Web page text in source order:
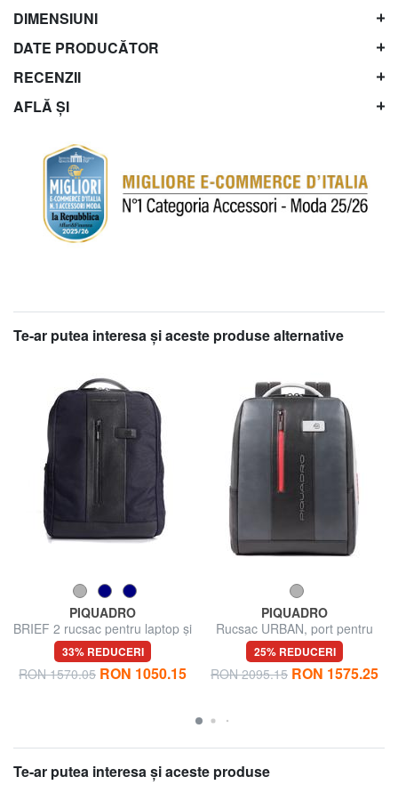
DIMENSIUNI
DATE PRODUCĂTOR
RECENZII
AFLĂ ȘI
Te-ar putea interesa şi aceste produse alternative
PIQUADRO
BRIEF 2 rucsac pentru laptop și
suport pentru iPad din material
reciclat
33% REDUCERI
RON 1570.05 RON 1050.15
PIQUADRO
Rucsac URBAN, port pentru
computer de 15,6 ", cu sistem
antifurt
25% REDUCERI
RON 2095.15 RON 1575.25
Te-ar putea interesa şi aceste produse